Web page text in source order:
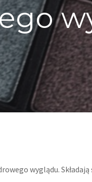
wyglądu.